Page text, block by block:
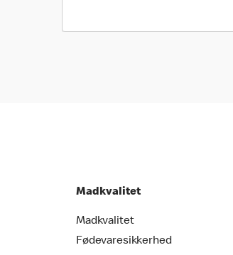
Madkvalitet
Madkvalitet
Fødevaresikkerhed